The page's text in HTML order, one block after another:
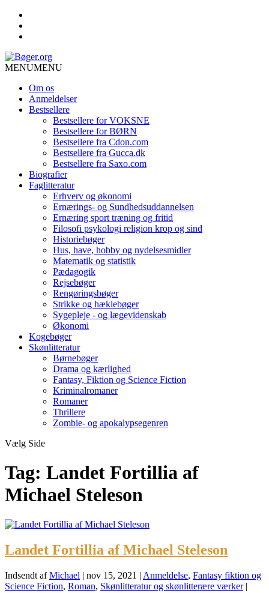
MENUMENU
Om os
Anmeldelser
Bestsellere
Bestsellere for VOKSNE
Bestsellere for BØRN
Bestsellere fra Cdon.com
Bestsellere fra Gucca.dk
Bestsellere fra Saxo.com
Biografier
Faglitteratur
Erhverv og økonomi
Ernærings- og Sundhedsuddannelsen
Ernæring sport træning og fritid
Filosofi psykologi religion krop og sind
Historiebøger
Hus, have, hobby og nydelsesmidler
Matematik og statistik
Pædagogik
Rejsebøger
Rengøringsbøger
Strikke og hæklebøger
Sygepleje - og lægevidenskab
Økonomi
Kogebøger
Skønlitteratur
Børnebøger
Drama og kærlighed
Fantasy, Fiktion og Science Fiction
Kriminalromaner
Romaner
Thrillere
Zombie- og apokalypsegenren
Vælg Side
Tag: Landet Fortillia af
Michael Steleson
Landet Fortillia af Michael Steleson
Indsendt afMichael | nov 15, 2021 | Anmeldelse, Fantasy fiktion og
Science Fiction, Roman, Skønlitteratur og skønlitterære værker|